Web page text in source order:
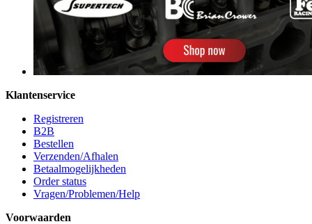
Klantenservice
Registreren
B2B
Bestellen
Verzenden/Afhalen
Betaalmogelijkheden
Order status
Vragen/Problemen/Help
Voorwaarden